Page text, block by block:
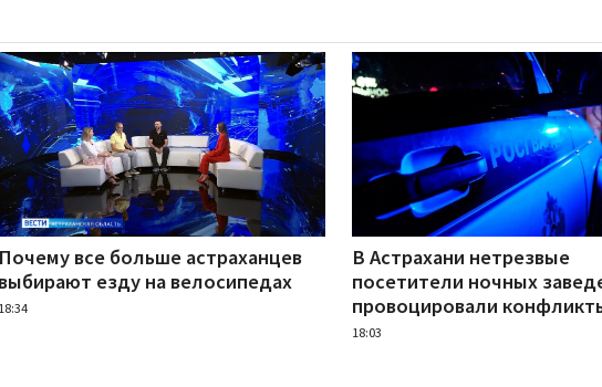
Почему все больше астраханцев
выбирают езду на велосипедах
18:34
В Астрахани нетрезвые
посетители ночных
провоцировали
18:03